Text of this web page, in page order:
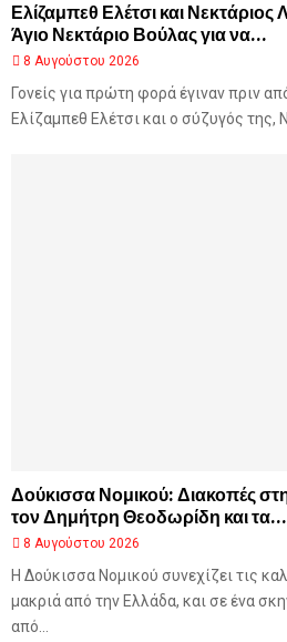
Ελίζαμπεθ Ελέτσι και
Άγιο Νεκτάριο Βούλας για να...
8 Αυγούστου 2026
Γονείς για πρώτη φορά έγιναν πριν
Ελίζαμπεθ Ελέτσι και ο σύζυγός της,
Δούκισσα Νομικού: Διακοπές
τον Δημήτρη Θεοδωρίδη και τα...
8 Αυγούστου 2026
Η Δούκισσα Νομικού συνεχίζει τις
μακριά από την Ελλάδα, και σε ένα
από...